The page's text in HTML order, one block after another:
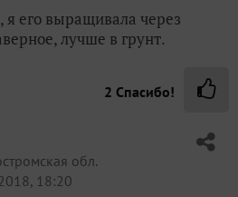
я его выращивала через
лучше в грунт.
2 Спасибо!
обл.
18:20